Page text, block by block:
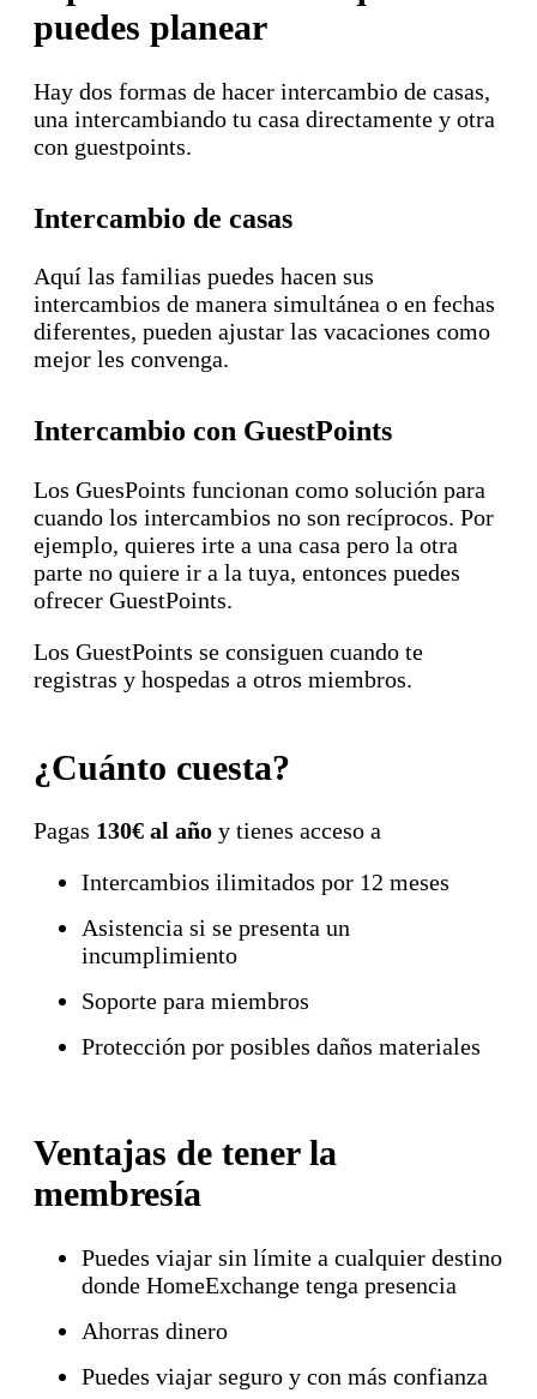
puedes planear
Hay dos formas de hacer intercambio de casas,
una intercambiando tu casa directamente y otra
con guestpoints.
Intercambio de casas
Aquí las familias puedes hacen sus
intercambios de manera simultánea o en fechas
diferentes, pueden ajustar las vacaciones como
mejor les convenga.
Intercambio con GuestPoints
Los GuesPoints funcionan como solución para
cuando los intercambios no son recíprocos. Por
ejemplo, quieres irte a una casa pero la otra
parte no quiere ir a la tuya, entonces puedes
ofrecer GuestPoints.
Los GuestPoints se consiguen cuando te
registras y hospedas a otros miembros.
¿Cuánto cuesta?
Pagas 130€ al año y tienes acceso a
Intercambios ilimitados por 12 meses
Asistencia si se presenta un
incumplimiento
Soporte para miembros
Protección por posibles daños materiales
Ventajas de tener la
membresía
Puedes viajar sin límite a cualquier destino
donde HomeExchange tenga presencia
Ahorras dinero
Puedes viajar seguro y con más confianza